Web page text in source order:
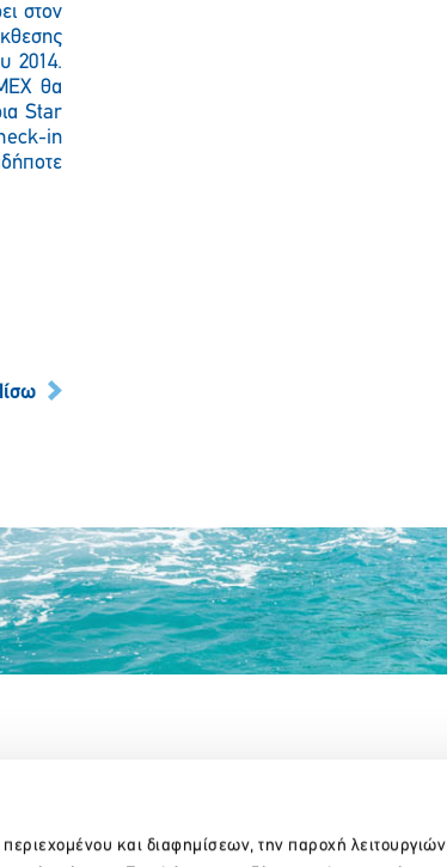
και διαφημίσεων, την παροχή λειτουργιών
στον
2014.
θα
Star
in